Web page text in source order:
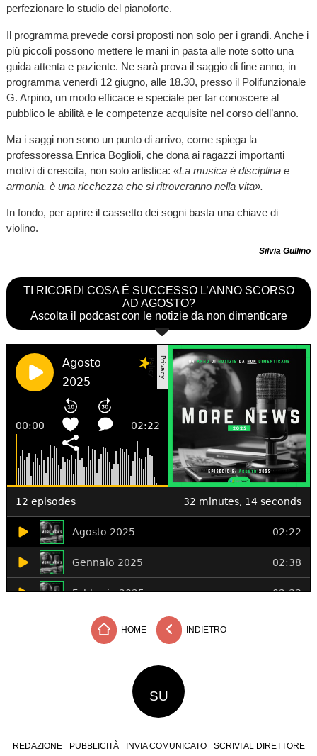
perfezionare lo studio del pianoforte.
Il programma prevede corsi proposti non solo per i grandi. Anche i
più piccoli possono mettere le mani in pasta alle note sotto una
guida attenta e paziente. Ne sarà prova il saggio di fine anno, in
programma venerdì 12 giugno, alle 18.30, presso il Polifunzionale
G. Arpino, un modo efficace e speciale per far conoscere al
pubblico le abilità e le competenze acquisite nel corso dell’anno.
Ma i saggi non sono un punto di arrivo, come spiega la
professoressa Enrica Boglioli, che dona ai ragazzi importanti
motivi di crescita, non solo artistica: «La musica è disciplina e
armonia, è una ricchezza che si ritroveranno nella vita».
In fondo, per aprire il cassetto dei sogni basta una chiave di
violino.
Silvia Gullino
TI RICORDI COSA È SUCCESSO L’ANNO SCORSO
AD AGOSTO?
Ascolta il podcast con le notizie da non dimenticare
HOME INDIETRO
SU
REDAZIONE PUBBLICITÀ INVIA COMUNICATO
SCRIVI AL DIRETTORE